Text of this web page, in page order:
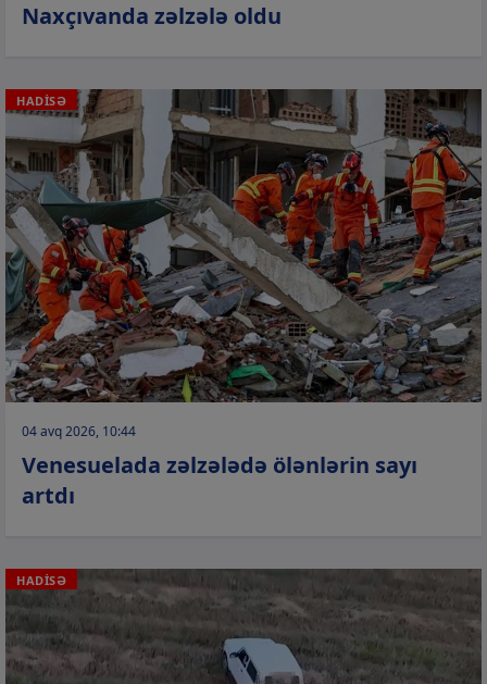
Naxçıvanda zəlzələ oldu
HADİSƏ
04 avq 2026, 10:44
Venesuelada zəlzələdə ölənlərin sayı
artdı
HADİSƏ